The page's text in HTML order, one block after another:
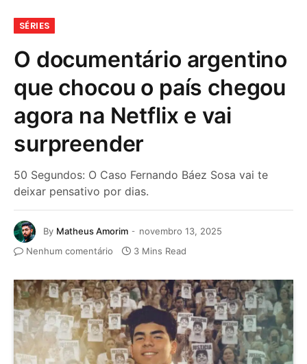
SÉRIES
O documentário argentino
que chocou o país chegou
agora na Netflix e vai
surpreender
50 Segundos: O Caso Fernando Báez Sosa vai te
deixar pensativo por dias.
By Matheus Amorim
novembro 13, 2025
Nenhum comentário
3 Mins Read